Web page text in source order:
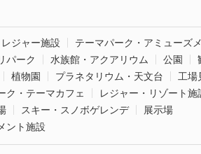
ジャー施設
テーマパーク・アミューズ
パーク
水族館・アクアリウム 公園
植物園 プラネタリウム・天文台 工場
ク・テーマカフェ
レジャー・リゾート施
スキー・スノボゲレンデ
展示場
ント施設